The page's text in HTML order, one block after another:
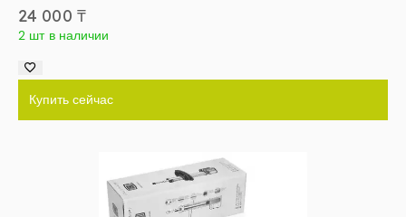
24 000 ₸
2 шт в наличии
Купить сейчас